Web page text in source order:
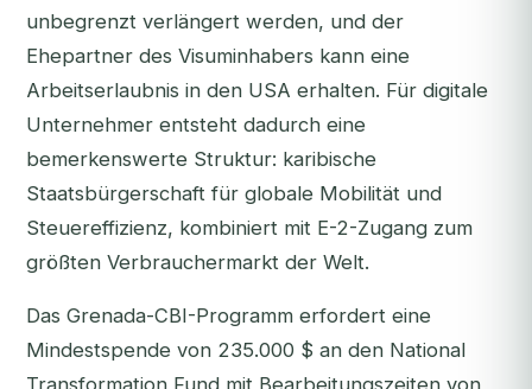
unbegrenzt verlängert werden, und der
Ehepartner des Visuminhabers kann eine
Arbeitserlaubnis in den USA erhalten. Für digitale
Unternehmer entsteht dadurch eine
bemerkenswerte Struktur: karibische
Staatsbürgerschaft für globale Mobilität und
Steuereffizienz, kombiniert mit E-2-Zugang zum
größten Verbrauchermarkt der Welt.
Das Grenada-CBI-Programm erfordert eine
Mindestspende von 235.000 $ an den National
Transformation Fund mit Bearbeitungszeiten von